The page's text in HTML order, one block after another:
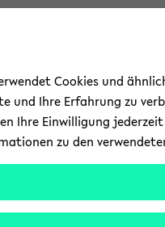
Cookies und
und Ihre Erfahrung zu
Ihre Einwilligung
zu den